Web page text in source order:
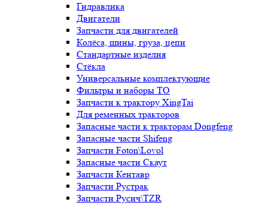
Гидравлика
Двигатели
Запчасти для двигателей
Колёса, шины, груза, цепи
Стандартные изделия
Стёкла
Универсальные комплектующие
Фильтры и наборы ТО
Запчасти к трактору XingTai
Для ременных тракторов
Запасные части к тракторам Dongfeng
Запасные части Shifeng
Запчасти Foton\Lovol
Запасные части Скаут
Запчасти Кентавр
Запчасти Рустрак
Запчасти Русич\TZR